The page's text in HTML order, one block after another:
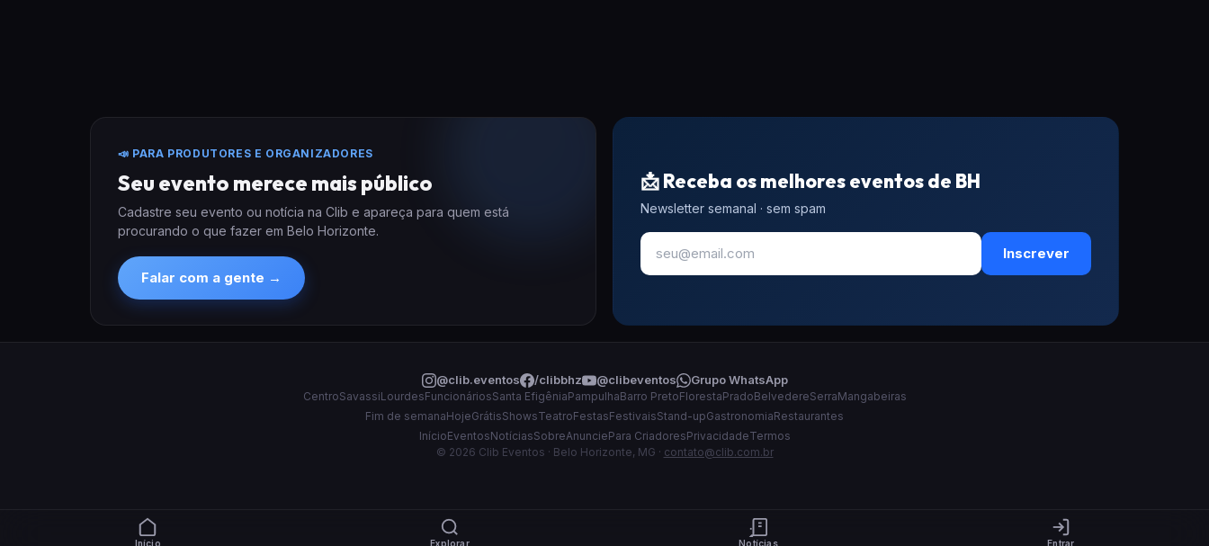
📣 PARA PRODUTORES E ORGANIZADORES
Seu evento merece mais público
Cadastre seu evento ou notícia na Clib e apareça para quem está
procurando o que fazer em Belo Horizonte.
Falar com a gente →
📩 Receba os melhores eventos de BH
Newsletter semanal · sem spam
Inscrever
@clib.eventos /clibbhz @clibeventos Grupo WhatsApp
CentroSavassiLourdesFuncionáriosSanta EfigêniaPampulhaBarro PretoFlorestaPradoBelvedereSerraMangabeiras
Fim de semanaHojeGrátisShowsTeatroFestasFestivaisStand-upGastronomiaRestaurantes
InícioEventosNotíciasSobreAnunciePara CriadoresPrivacidadeTermos
© 2026 Clib Eventos · Belo Horizonte, MG · contato@clib.com.br
Início Explorar Notícias Entrar